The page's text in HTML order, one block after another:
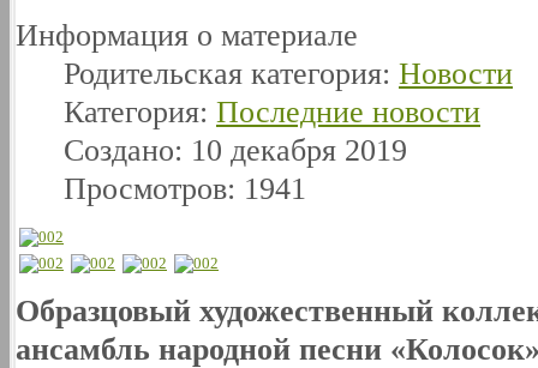
Информация о материале
Родительская категория: Новости
Категория: Последние новости
Создано: 10 декабря 2019
Просмотров: 1941
Образцовый художественный
ансамбль народной песни